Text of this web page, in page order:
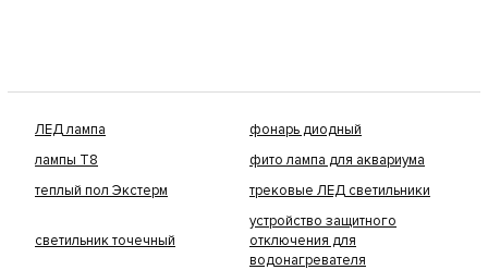
ЛЕД лампа
фонарь диодный
лампы Т8
фито лампа для аквариума
теплый пол Экстерм
трековые ЛЕД светильники
светильник точечный
устройство защитного
отключения для
водонагревателя